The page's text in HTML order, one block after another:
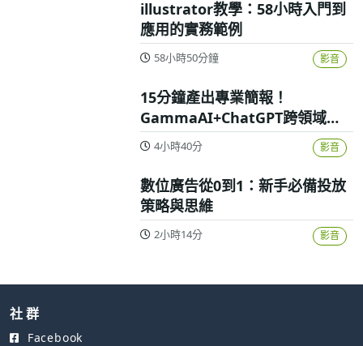
illustrator教學：58小時入門到
應用的實務範例
58小時50分鐘 影音
15分鐘產出專業簡報！
GammaAI+ChatGPT跨領域高
效實戰攻略
4小時40分 影音
數位廣告從0到1：新手必備投放
策略與思維
2小時14分 影音
社 群
Facebook